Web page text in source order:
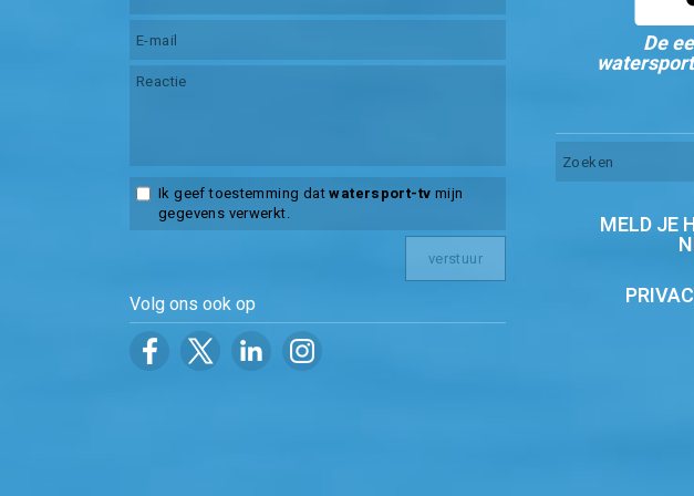
Ik geef toestemming datwatersport-tv mijn
gegevens verwerkt.
Volg ons ook op
De
MELD JE